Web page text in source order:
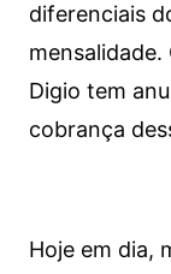
diferenciais
Digio tem
cobrança
Hoje em dia,